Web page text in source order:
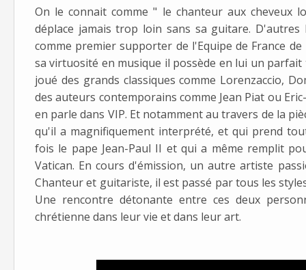
On le connait comme " le chanteur aux cheveux
déplace jamais trop loin sans sa guitare.
comme premier supporter de l'Equipe de France
sa virtuosité en musique il possède en lui un
joué des grands classiques comme Lorenzaccio,
des auteurs contemporains comme Jean Piat ou
en parle dans VIP. Et notamment au travers de la
qu'il a magnifiquement interprété, et qui prend
fois le pape Jean-Paul II et qui a même remplit
Vatican. En cours d'émission, un autre artiste
Chanteur et guitariste, il est passé par tous les
Une rencontre détonante entre ces deux
chrétienne dans leur vie et dans leur art.